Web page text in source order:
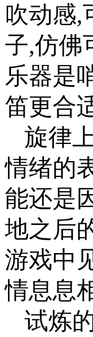
吹动感,
子,仿佛
乐器是
笛更合
旋律
情绪的
能还是
地之后
游戏中
情息息
试炼